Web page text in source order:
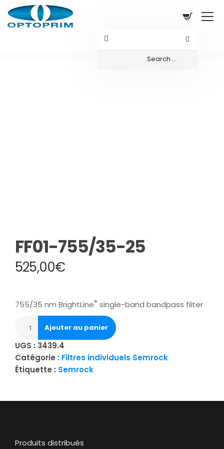
FF01-755/35-25
525,00€
755/35 nm BrightLine® single-band bandpass filter
Ajouter au panier
UGS : 3439.4
Catégorie : Filtres individuels Semrock
Étiquette : Semrock
Produits distribués